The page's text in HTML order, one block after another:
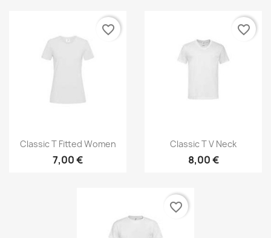
Anteprima
Classic T Fitted Women
7,00 €
favorite_border
Anteprima
Classic T V Neck
8,00 €
favorite_border
favorite_border